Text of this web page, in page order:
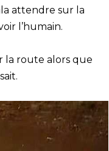
attendre sur la
l’humain.
la route alors que